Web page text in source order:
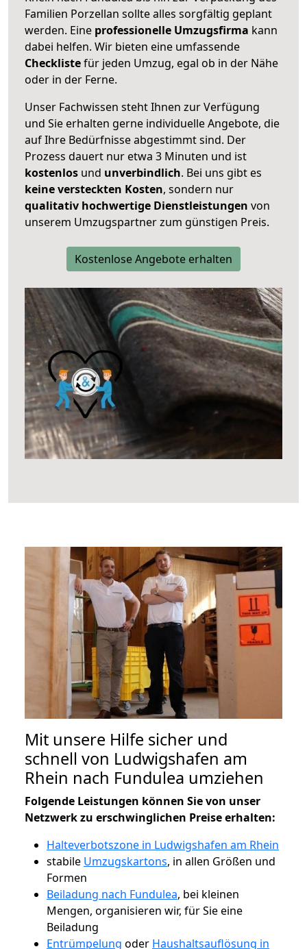
Familien Porzellan sollte alles sorgfältig geplant
werden. Eine professionelle Umzugsfirma kann
dabei helfen. Wir bieten eine umfassende
Checklistefür jeden Umzug, egal ob in der Nähe
oder in der Ferne.
Unser Fachwissen steht Ihnen zur Verfügung
und Sie erhalten gerne individuelle Angebote, die
auf Ihre Bedürfnisse abgestimmt sind. Der
Prozess dauert nur etwa 3 Minuten und ist
kostenlos und unverbindlich. Bei uns gibt es
keine versteckten Kosten, sondern nur
qualitativ hochwertige Dienstleistungen von
unserem Umzugspartner zum günstigen Preis.
Kostenlose Angebote erhalten
Mit unsere Hilfe sicher und
schnell von Ludwigshafen am
Rhein nach Fundulea umziehen
Folgende Leistungen können Sie von unser
Netzwerk zu erschwinglichen Preise erhalten:
Halteverbotszone in Ludwigshafen am Rhein
stabile Umzugskartons, in allen Größen und
Formen
Beiladung nach Fundulea, bei kleinen
Mengen, organisieren wir, für Sie eine
Beiladung
Entrümpelung oder Haushaltsauflösung in